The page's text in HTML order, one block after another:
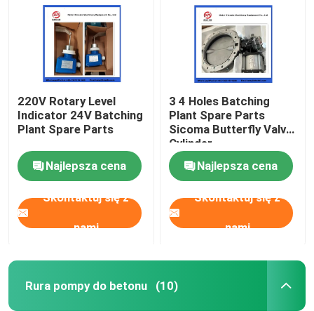
220V Rotary Level
Indicator 24V Batching
Plant Spare Parts
Najlepsza cena
Skontaktuj się z
nami
3 4 Holes Batching
Plant Spare Parts
Sicoma Butterfly Valve
Cylinder
Electropneumatic
Actuator Cylinder
Najlepsza cena
Skontaktuj się z
nami
Rura pompy do betonu (10)